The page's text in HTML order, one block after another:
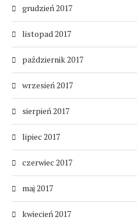
grudzień 2017
listopad 2017
październik 2017
wrzesień 2017
sierpień 2017
lipiec 2017
czerwiec 2017
maj 2017
kwiecień 2017